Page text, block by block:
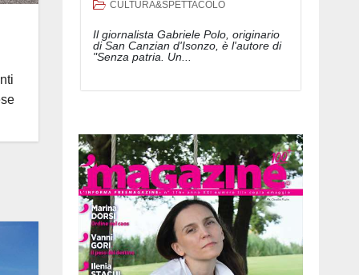
CULTURA&SPETTACOLO
Il giornalista Gabriele Polo, originario
di San Canzian d'Isonzo, è l'autore di
"Senza patria. Un...